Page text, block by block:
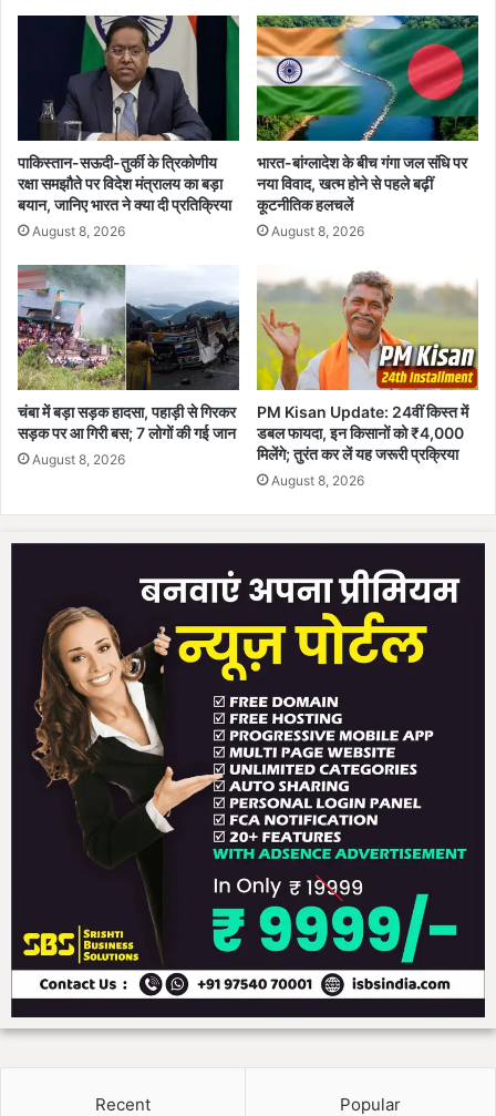
लें
गे
अ
धि
का
पाकिस्तान-सऊदी-तुर्की के त्रिकोणीय
रक्षा समझौते पर विदेश मंत्रालय का बड़ा
बयान, जानिए भारत ने क्या दी प्रतिक्रिया
August 8, 2026
भारत-बांग्लादेश के बीच गंगा जल संधि पर
नया विवाद, खत्म होने से पहले बढ़ीं
कूटनीतिक हलचलें
August 8, 2026
चंबा में बड़ा सड़क हादसा, पहाड़ी से गिरकर
सड़क पर आ गिरी बस; 7 लोगों की गई जान
August 8, 2026
PM Kisan Update: 24वीं किस्त में
डबल फायदा, इन किसानों को ₹4,000
मिलेंगे; तुरंत कर लें यह जरूरी प्रक्रिया
August 8, 2026
Recent Popular